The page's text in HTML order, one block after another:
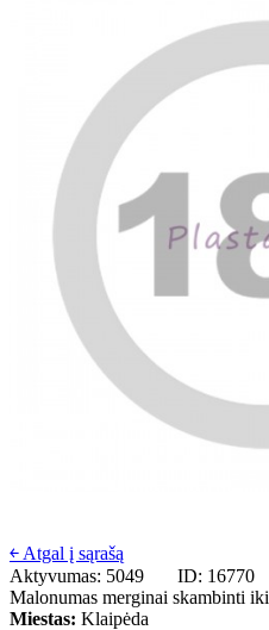
￩ Atgal į sąrašą
Aktyvumas: 5049 ID: 16770
Malonumas merginai skambinti iki
Miestas: Klaipėda